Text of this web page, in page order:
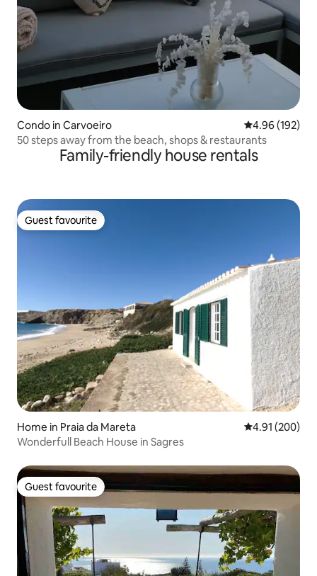
Condo in Carvoeiro 4.96 out of 5
4.96 (192)
50 steps away from the beach, shops & restaurants
Family-friendly house rentals
Guest favourite
Guest favourite
Home in Praia da Mareta 4.91 out of 5
4.91 (200)
Wonderfull Beach House in Sagres
Guest favourite
Guest favourite